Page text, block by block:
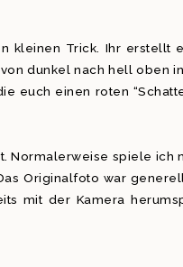
kleinen Trick. Ihr erstellt
dunkel nach hell oben
euch einen roten
Normalerweise spiele ich
Originalfoto war
mit der Kamera